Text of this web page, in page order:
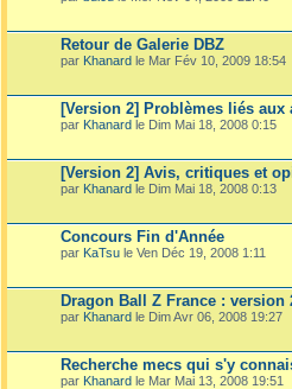
Retour de Galerie DBZ
par Khanard le Mar Fév 10, 2009 18:54
[Version 2] Problèmes liés aux
par Khanard le Dim Mai 18, 2008 0:15
[Version 2] Avis, critiques et
par Khanard le Dim Mai 18, 2008 0:13
Concours Fin d'Année
par KaTsu le Ven Déc 19, 2008 1:11
Dragon Ball Z France : version
par Khanard le Dim Avr 06, 2008 19:27
Recherche mecs qui s'y
par Khanard le Mar Mai 13, 2008 19:51